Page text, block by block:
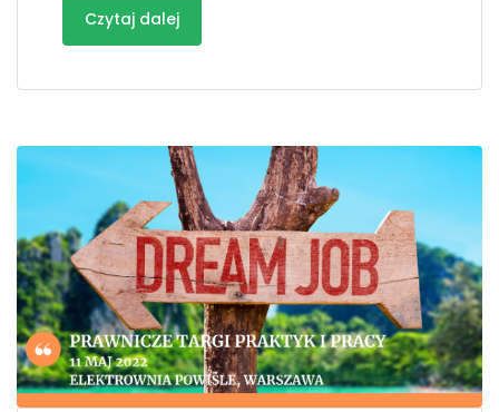
Czytaj dalej